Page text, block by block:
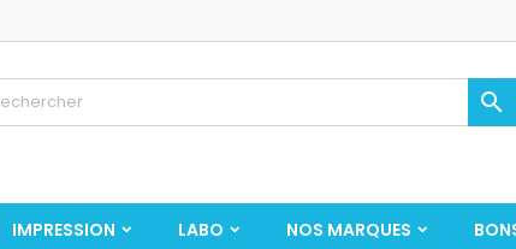

IMPRESSION LABO NOS MARQUES